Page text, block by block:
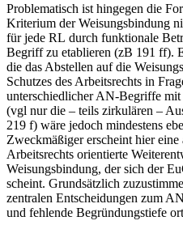
Problematisch ist hingegen die
Kriterium der Weisungsbindung
für jede RL durch funktionale
Begriff zu etablieren (zB 191 ff).
die das Abstellen auf die
Schutzes des Arbeitsrechts in
unterschiedlicher AN-Begriffe
(vgl nur die – teils zirkulären –
219 f) wäre jedoch mindestens
Zweckmäßiger erscheint hier
Arbeitsrechts orientierte
Weisungsbindung, der sich der
scheint. Grundsätzlich
zentralen Entscheidungen zum
und fehlende Begründungstiefe